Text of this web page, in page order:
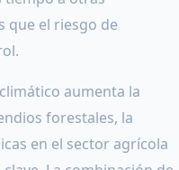
que el riesgo de
aumenta la
forestales, la
en el sector agrícola